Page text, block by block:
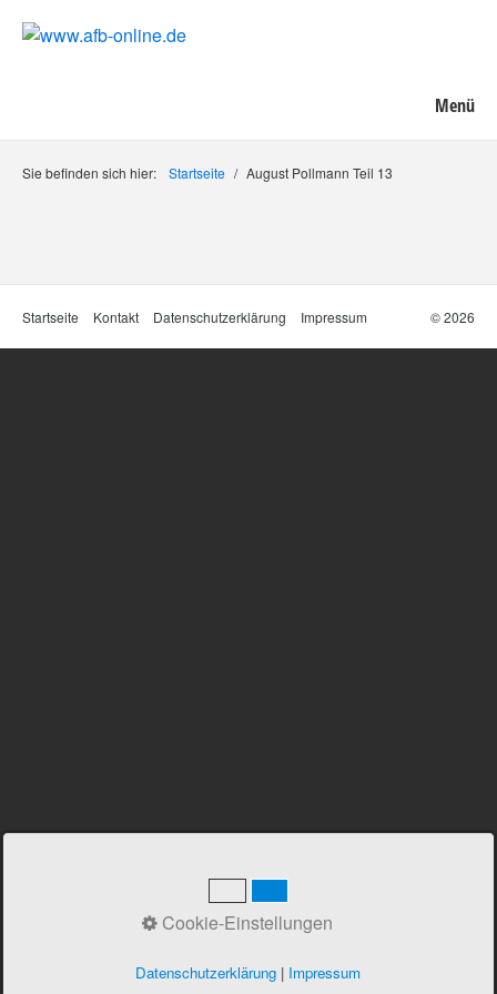
Menü
Sie befinden sich hier: Startseite / August Pollmann Teil 13
Startseite Kontakt Datenschutzerklärung Impressum © 2026
Cookie-Einstellungen
Datenschutzerklärung | Impressum